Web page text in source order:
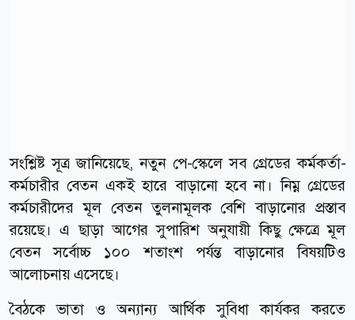
সংশ্লিষ্ট সূত্র জানিয়েছে, নতুন পে-স্কেলে সব গ্রেডের কর্মকর্তা-
কর্মচারীর বেতন একই হারে বাড়ানো হবে না। নিম্ন গ্রেডের
কর্মচারীদের মূল বেতন তুলনামূলক বেশি বাড়ানোর প্রস্তাব
রয়েছে। এ ছাড়া আগের সুপারিশ অনুযায়ী কিছু ক্ষেত্রে মূল
বেতন সর্বোচ্চ ১০০ শতাংশ পর্যন্ত বাড়ানোর বিষয়টিও
আলোচনায় এসেছে।
বৈঠকে ভাতা ও অন্যান্য আর্থিক সুবিধা কার্যকর করতে